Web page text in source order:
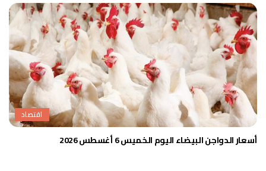
اقتصاد
أسعار الدواجن البيضاء اليوم الخميس 6 أغسطس 2026